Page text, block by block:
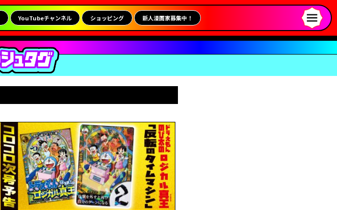
YouTubeチャンネル ショッピング 新人漫画家募集中！